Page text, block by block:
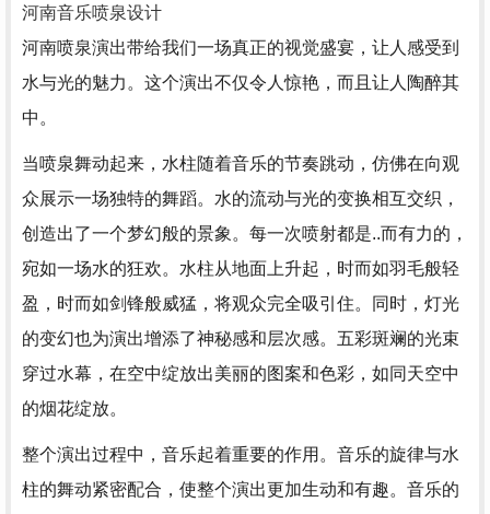
河南音乐喷泉设计
河南喷泉演出带给我们一场真正的视觉盛宴，让人感受到
水与光的魅力。这个演出不仅令人惊艳，而且让人陶醉其
中。
当喷泉舞动起来，水柱随着音乐的节奏跳动，仿佛在向观
众展示一场独特的舞蹈。水的流动与光的变换相互交织，
创造出了一个梦幻般的景象。每一次喷射都是..而有力的，
宛如一场水的狂欢。水柱从地面上升起，时而如羽毛般轻
盈，时而如剑锋般威猛，将观众完全吸引住。同时，灯光
的变幻也为演出增添了神秘感和层次感。五彩斑斓的光束
穿过水幕，在空中绽放出美丽的图案和色彩，如同天空中
的烟花绽放。
整个演出过程中，音乐起着重要的作用。音乐的旋律与水
柱的舞动紧密配合，使整个演出更加生动和有趣。音乐的